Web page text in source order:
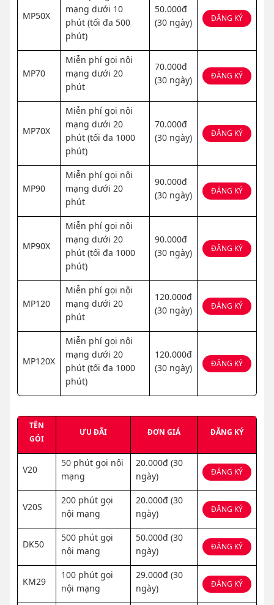
MP50X
mạng dưới 10
phút (tối đa 500
phút)
50.000đ
(30 ngày)
ĐĂNG KÝ
MP70
Miễn phí gọi nội
mạng dưới 20
phút
70.000đ
(30 ngày)
ĐĂNG KÝ
MP70X
Miễn phí gọi nội
mạng dưới 20
phút (tối đa 1000
phút)
70.000đ
(30 ngày)
ĐĂNG KÝ
MP90
Miễn phí gọi nội
mạng dưới 20
phút
90.000đ
(30 ngày)
ĐĂNG KÝ
MP90X
Miễn phí gọi nội
mạng dưới 20
phút (tối đa 1000
phút)
90.000đ
(30 ngày)
ĐĂNG KÝ
MP120
Miễn phí gọi nội
mạng dưới 20
phút
120.000đ
(30 ngày)
ĐĂNG KÝ
MP120X
Miễn phí gọi nội
mạng dưới 20
phút (tối đa 1000
phút)
120.000đ
(30 ngày)
ĐĂNG KÝ
TÊN
GÓI
ƯU ĐÃI ĐƠN GIÁ ĐĂNG KÝ
V20
50 phút gọi nội
mạng
20.000đ (30
ngày)
ĐĂNG KÝ
V20S
200 phút gọi
nội mạng
20.000đ (30
ngày)
ĐĂNG KÝ
DK50
500 phút gọi
nội mạng
50.000đ (30
ngày)
ĐĂNG KÝ
KM29
100 phút gọi
nội mạng
29.000đ (30
ngày)
ĐĂNG KÝ